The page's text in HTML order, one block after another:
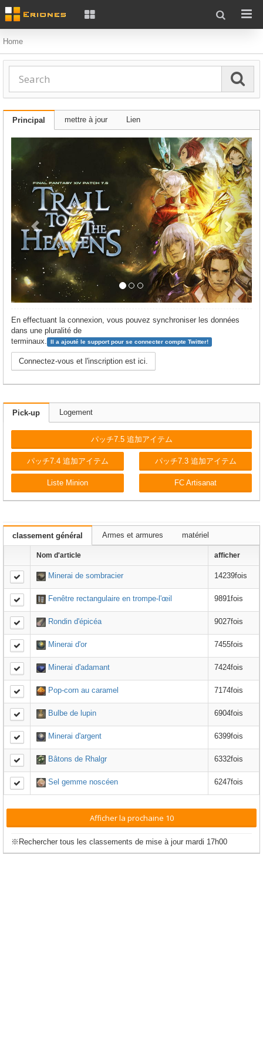
Home
Principal mettre à jour Lien
En effectuant la connexion, vous pouvez synchroniser les données
dans une pluralité de
terminaux.
Il a ajouté le support pour se connecter compte Twitter!
Connectez-vous et l'inscription est ici.
Pick-up Logement
パッチ7.5 追加アイテム
パッチ7.4 追加アイテム
Liste Minion
パッチ7.3 追加アイテム
FC Artisanat
classement général Armes et armures matériel
Nom d'article afficher
Minerai de sombracier 14239fois
Fenêtre rectangulaire en trompe-l'œil 9891fois
Rondin d'épicéa 9027fois
Minerai d'or 7455fois
Minerai d'adamant 7424fois
Pop-corn au caramel 7174fois
Bulbe de lupin 6904fois
Minerai d'argent 6399fois
Bâtons de Rhalgr 6332fois
Sel gemme noscéen 6247fois
Afficher la prochaine 10
※Rechercher tous les classements de mise à jour mardi 17h00